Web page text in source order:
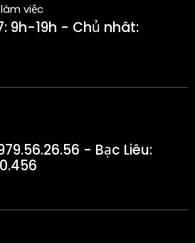
việc
9h-19h - Chủ nhât:
- Bạc Liêu: